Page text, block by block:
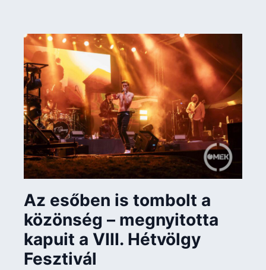
Az esőben is tombolt a
közönség – megnyitotta
kapuit a VIII. Hétvölgy
Fesztivál